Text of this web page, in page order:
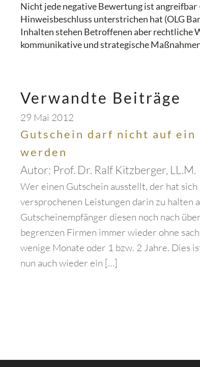
Nicht jede negative Bewertung ist
Hinweisbeschluss unterstrichen hat (OLG
Inhalten stehen Betroffenen aber rechtliche
kommunikative und strategische
Verwandte Beiträge
29 Mai 2012
Gutschein darf nicht auf
werden
Autor: Prof. Dr. Ralf Kitzberger, LL.M.
Wer einen Gutschein ausstellt, der hat
versprochenen Leistungen darin zu halten
Gutscheinempfänger diesen noch nach
begrenzen Firmen immer wieder ohne
wenige Monate oder 1 bzw. 2 Jahre. Dies
nun auch wieder ein […]